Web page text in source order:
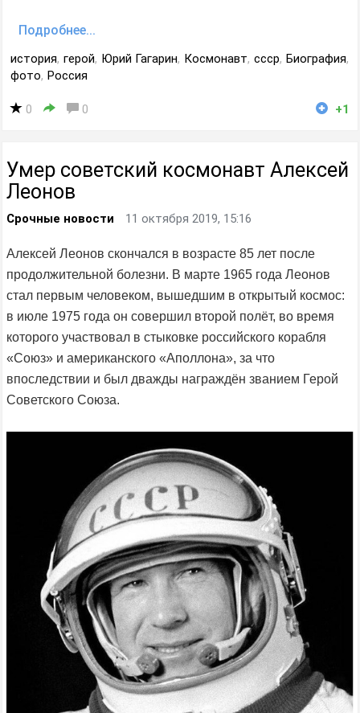
Подробнее...
история, герой, Юрий Гагарин, Космонавт, ссср, Биография,
фото, Россия
0 0 +1
Умер советский космонавт Алексей
Леонов
Срочные новости 11 октября 2019, 15:16
Алексей Леонов скончался в возрасте 85 лет после
продолжительной болезни. В марте 1965 года Леонов
стал первым человеком, вышедшим в открытый космос:
в июле 1975 года он совершил второй полёт, во время
которого участвовал в стыковке российского корабля
«Союз» и американского «Аполлона», за что
впоследствии и был дважды награждён званием Герой
Советского Союза.